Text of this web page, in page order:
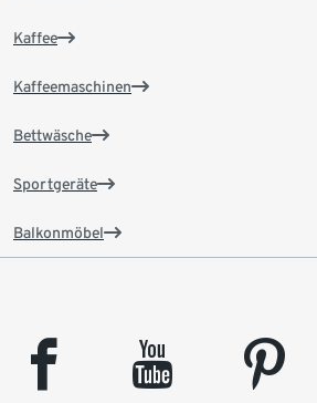
Kaffee
Kaffeemaschinen
Bettwäsche
Sportgeräte
Balkonmöbel
facebook youtube pinterest